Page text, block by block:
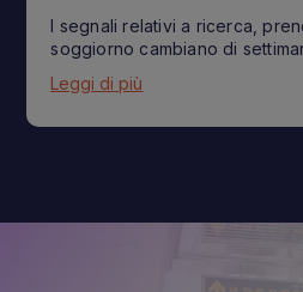
I segnali relativi a ricerca,
soggiorno cambiano di
Leggi di più